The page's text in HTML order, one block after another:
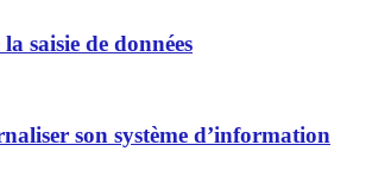
saisie de données
son système d’information